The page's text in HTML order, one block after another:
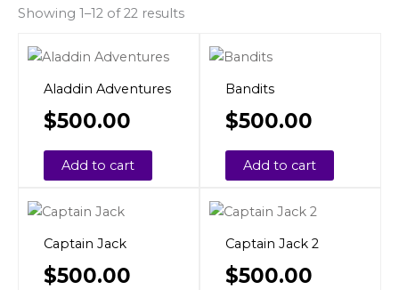
Showing 1–12 of 22 results
Aladdin Adventures
$500.00
Add to cart
Bandits
$500.00
Add to cart
Captain Jack
$500.00
Captain Jack 2
$500.00